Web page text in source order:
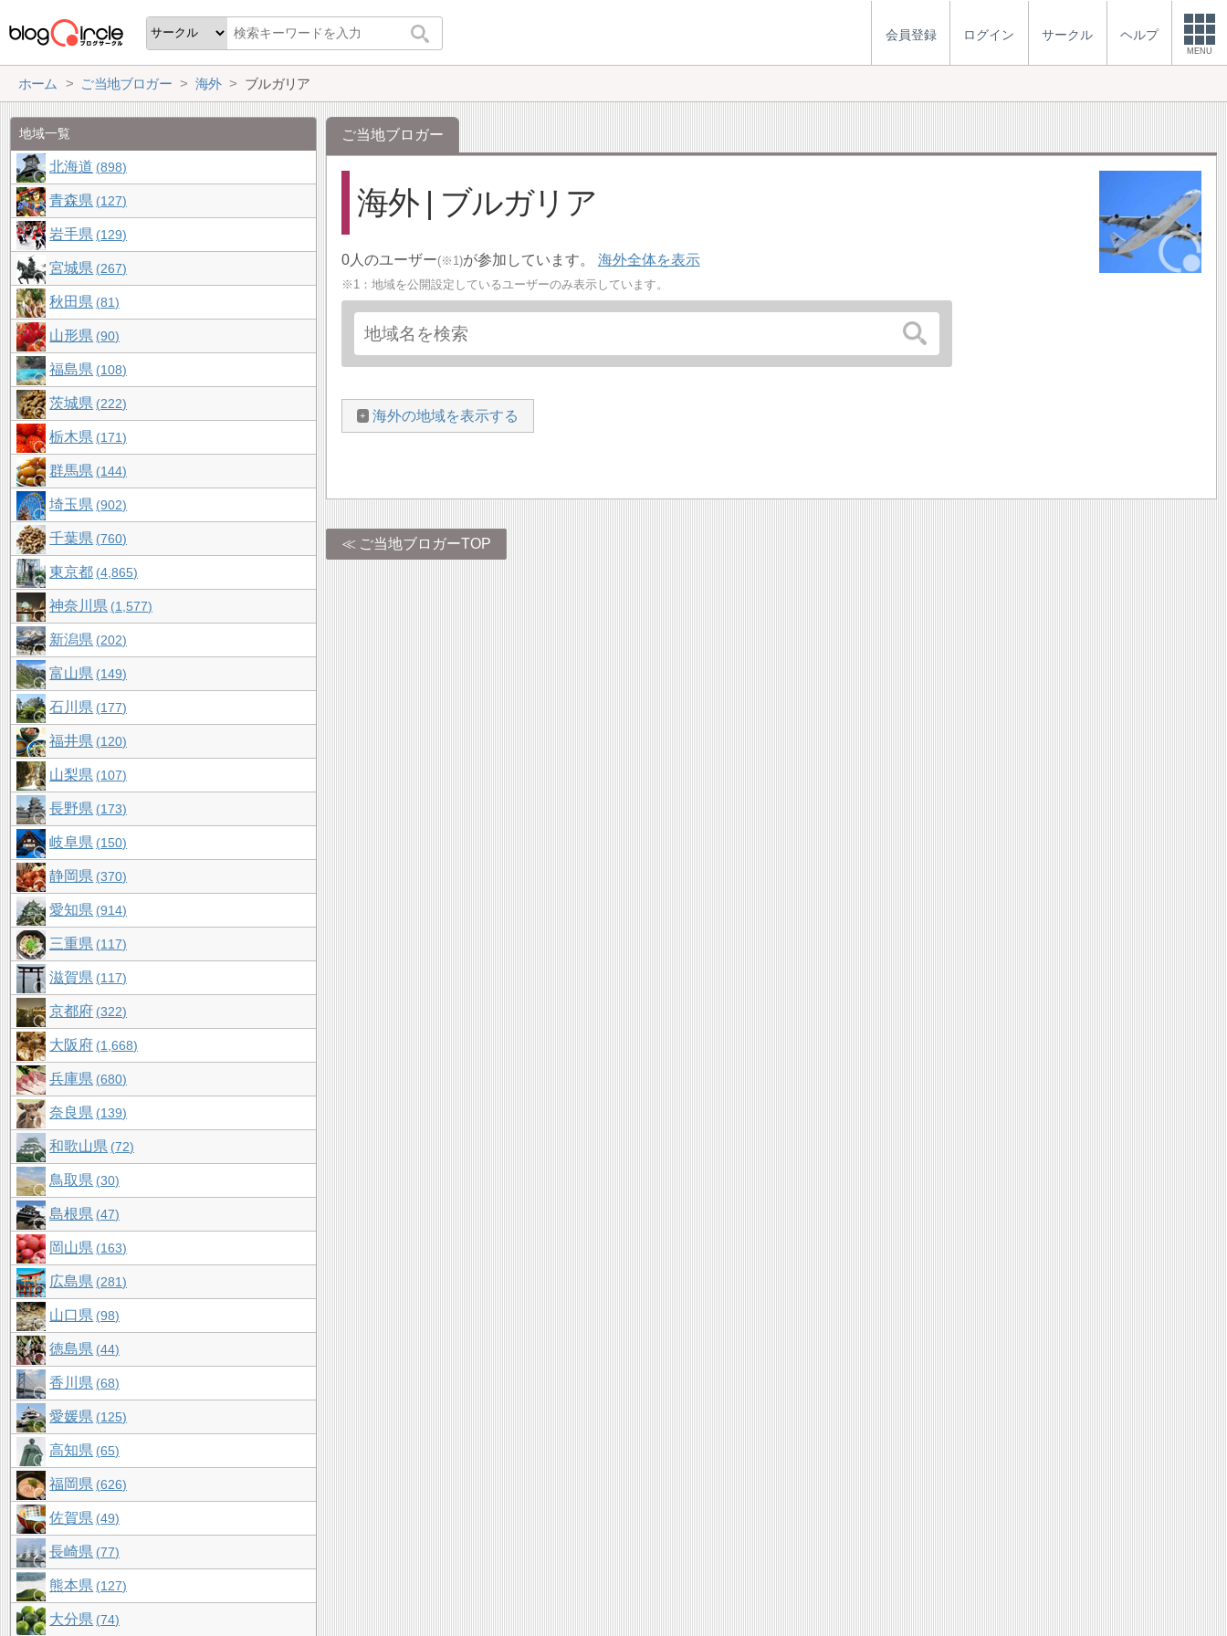
会員登録 ログイン サークル ヘルプ
MENU
ホーム ご当地ブロガー 海外 ブルガリア
ご当地ブロガー
海外 | ブルガリア
0人のユーザー(※1)が参加しています。 海外全体を表示
※1：地域を公開設定しているユーザーのみ表示しています。
海外の地域を表示する
ご当地ブロガーTOP
地域一覧
北海道 898
青森県 127
岩手県 129
宮城県 267
秋田県 81
山形県 90
福島県 108
茨城県 222
栃木県 171
群馬県 144
埼玉県 902
千葉県 760
東京都 4,865
神奈川県 1,577
新潟県 202
富山県 149
石川県 177
福井県 120
山梨県 107
長野県 173
岐阜県 150
静岡県 370
愛知県 914
三重県 117
滋賀県 117
京都府 322
大阪府 1,668
兵庫県 680
奈良県 139
和歌山県 72
鳥取県 30
島根県 47
岡山県 163
広島県 281
山口県 98
徳島県 44
香川県 68
愛媛県 125
高知県 65
福岡県 626
佐賀県 49
長崎県 77
熊本県 127
大分県 74